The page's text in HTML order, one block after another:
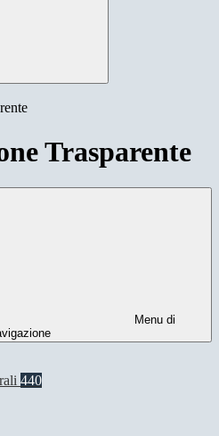
Trasparente
Menu di
440